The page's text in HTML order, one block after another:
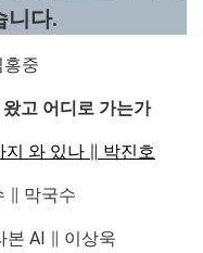
니다.
홍중
고 어디로 가는가
와 있나 ∥ 박진호
∥ 막국수
본 AI ∥ 이상욱